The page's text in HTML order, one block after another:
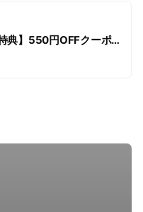
典】550円OFFクーポ